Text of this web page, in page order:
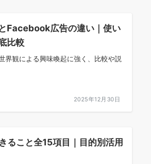
Facebook広告の違い｜使い
比較
観による興味喚起に強く、比較や説
2025年12月30日
ること全15項目｜目的別活用